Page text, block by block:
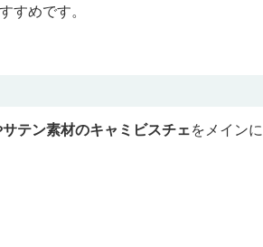
すめです。
テン素材のキャミビスチェをメインに